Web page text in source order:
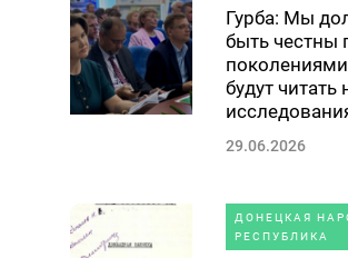
Гурба: Мы
быть честны
будут читать
29.06.2026
ДОНЕЦКАЯ
РЕСПУБЛИКА